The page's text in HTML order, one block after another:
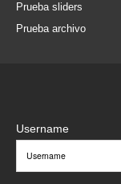
Prueba sliders
Prueba archivo
Username